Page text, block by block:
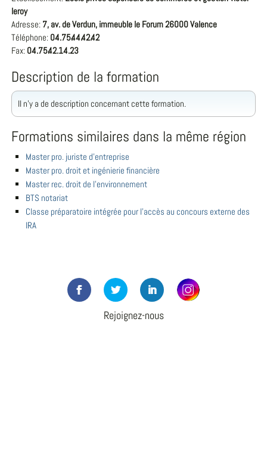
leroy
Adresse: 7, av. de Verdun, immeuble le Forum 26000 Valence
Téléphone: 04.75.44.42.42
Fax: 04.75.42.14.23
Description de la formation
Il n'y a de description concernant cette formation.
Formations similaires dans la même région
Master pro. juriste d'entreprise
Master pro. droit et ingénierie financière
Master rec. droit de l'environnement
BTS notariat
Classe préparatoire intégrée pour l'accès au concours externe des
IRA
Rejoignez-nous